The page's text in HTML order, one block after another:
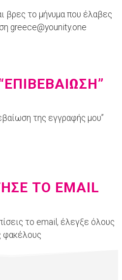
βρες το μήνυμα που έλαβες
greece@younity.one
της εγγραφής μου”
ΤΟ EMAIL
το email, έλεγξε όλους
φακέλους